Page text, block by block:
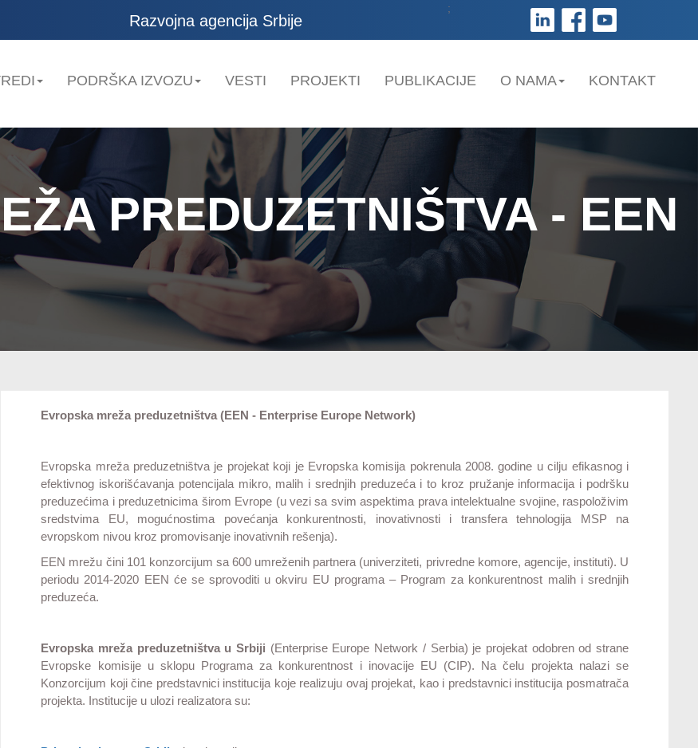
Razvojna agencija Srbije
;
PODRŠKA IZVOZU VESTI PROJEKTI PUBLIKACIJE O NAMA KONTAKT
PREDUZETNIŠTVA - EEN
Evropska mreža preduzetništva (EEN - Enterprise Europe Network)
Evropska mreža preduzetništva je projekat koji je Evropska komisija pokrenula 2008. godine u cilju efikasnog i
efektivnog iskorišćavanja potencijala mikro, malih i srednjih preduzeća i to kroz pružanje informacija i podršku
preduzećima i preduzetnicima širom Evrope (u vezi sa svim aspektima prava intelektualne svojine, raspoloživim
sredstvima EU, mogućnostima povećanja konkurentnosti, inovativnosti i transfera tehnologija MSP na
evropskom nivou kroz promovisanje inovativnih rešenja).
EEN mrežu čini 101 konzorcijum sa 600 umreženih partnera (univerziteti, privredne komore, agencije, instituti). U
periodu 2014-2020 EEN će se sprovoditi u okviru EU programa – Program za konkurentnost malih i srednjih
preduzeća.
Evropska mreža preduzetništva u Srbiji (Enterprise Europе Network / Serbia) je projekat odobren od strane
Evropske komisije u sklopu Programa za konkurentnost i inovacije EU (CIP). Na čelu projekta nalazi se
Konzorcijum koji čine predstavnici institucija koje realizuju ovaj projekat, kao i predstavnici institucija posmatrača
projekta. Institucije u ulozi realizatora su: